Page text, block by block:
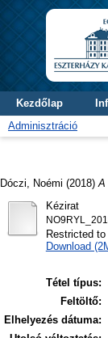
Kezdőlap
Adminisztráció
Dóczi, Noémi (2018) A
Kézirat
Restricted
Download
Tétel típus:
Feltöltő:
Elhelyezés dátuma: